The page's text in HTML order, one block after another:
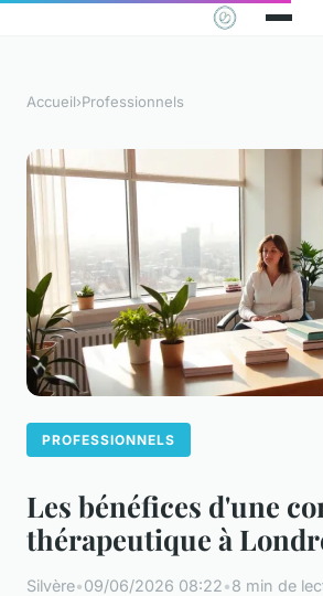
Accueil›Professionnels
PROFESSIONNELS
Les bénéfices d'une
thérapeutique à
Silvère•09/06/2026 08:22•8 min de